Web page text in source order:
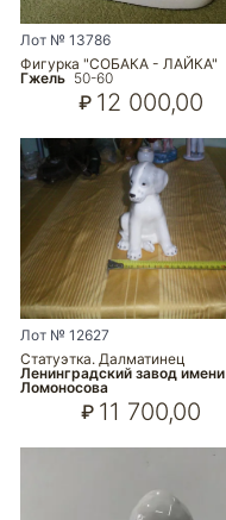
Лот № 13786
Фигурка "СОБАКА - ЛАЙКА"
Гжель 50-60
₽ 12 000,00
Лот № 12627
Статуэтка. Далматинец
Ленинградский завод имени
Ломоносова
₽ 11 700,00